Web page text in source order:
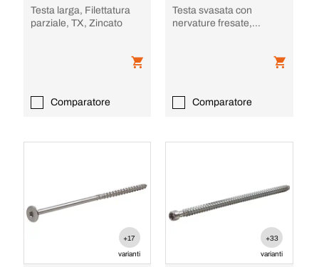
Testa larga, Filettatura
parziale, TX, Zincato
Comparatore
Testa svasata con
nervature fresate,
Comparatore
+17
varianti
+33
varianti